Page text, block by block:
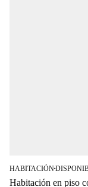
HABITACIÓN■
Habitación en piso